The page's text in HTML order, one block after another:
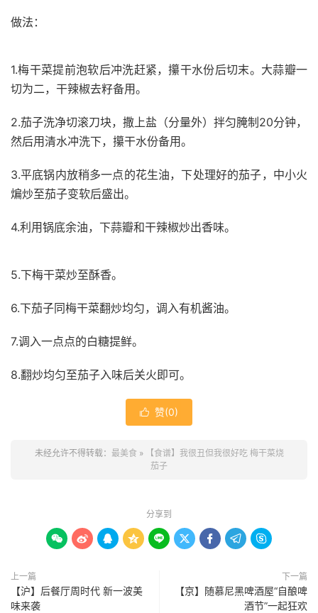
做法：
1.梅干菜提前泡软后冲洗赶紧，攥干水份后切末。大蒜瓣一
切为二，干辣椒去籽备用。
2.茄子洗净切滚刀块，撒上盐（分量外）拌匀腌制20分钟，
然后用清水冲洗下，攥干水份备用。
3.平底锅内放稍多一点的花生油，下处理好的茄子，中小火
煸炒至茄子变软后盛出。
4.利用锅底余油，下蒜瓣和干辣椒炒出香味。
5.下梅干菜炒至酥香。
6.下茄子同梅干菜翻炒均匀，调入有机酱油。
7.调入一点点的白糖提鲜。
8.翻炒均匀至茄子入味后关火即可。
 赞(0)
未经允许不得转载： 最美食 »
【食谱】我很丑但我很好吃 梅干菜烧
茄子
分享到
        
上一篇
【沪】后餐厅周时代 新一波美
味来袭
下一篇
【京】随慕尼黑啤酒屋“自酿啤
酒节”一起狂欢